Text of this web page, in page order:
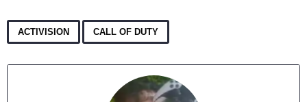
ACTIVISION CALL OF DUTY